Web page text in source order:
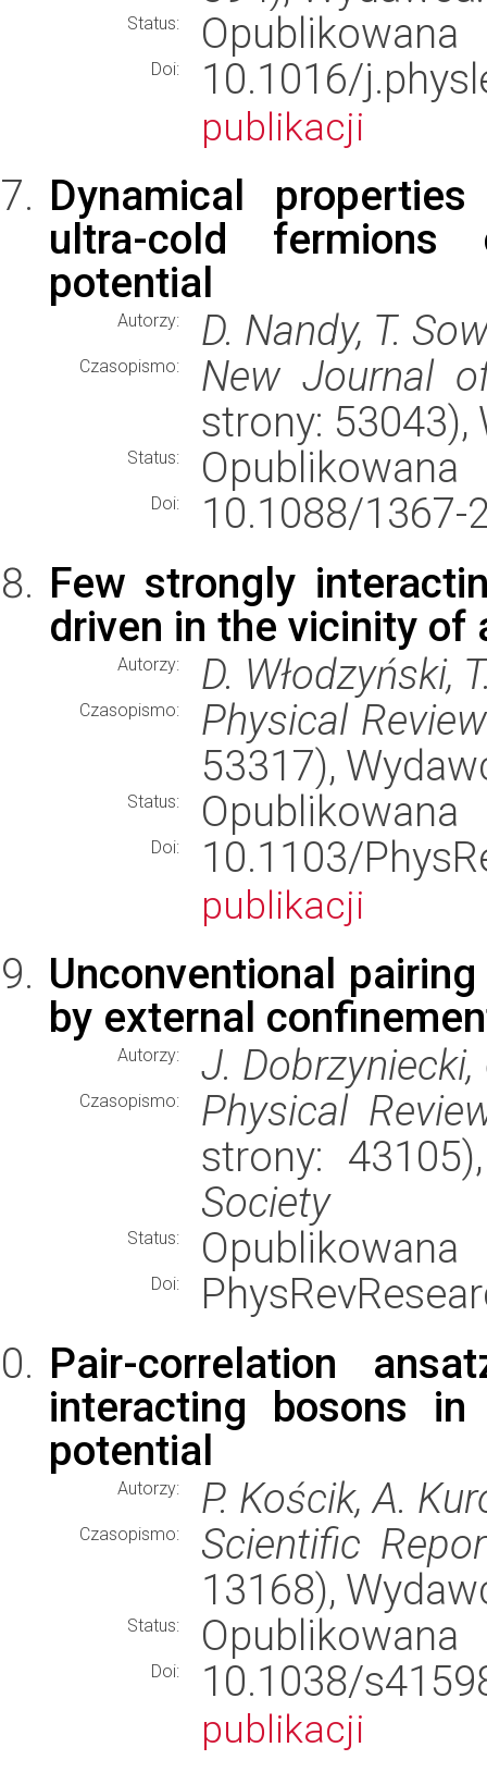
Status: Opublikowana
Doi: 10.1016/
publikacji
Dynamical
ultra-cold
potential
Autorzy: D. Nandy, T.
Czasopismo:
New Journal
strony:
Status: Opublikowana
Doi:
10.1088/
Few strongly
driven in the vicinity of
Autorzy: D. Włodzyński,
Czasopismo:
Physical
53317),
Status: Opublikowana
Doi: 10.1103/
publikacji
Unconventional
by external
Autorzy: J. Dobrzyniecki,
Czasopismo:
Physical
strony:
Society
Status: Opublikowana
Doi:
Pair-correlation
interacting bosons in
potential
Autorzy: P. Kościk, A.
Czasopismo:
Scientific
13168),
Status: Opublikowana
Doi: 10.1038/
publikacji